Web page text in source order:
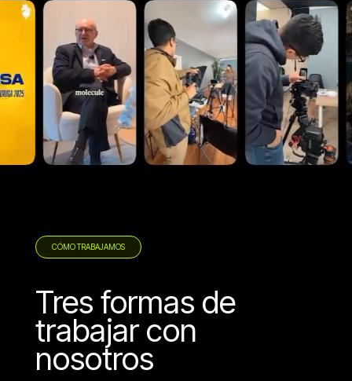
CÓMO TRABAJAMOS
Tres formas de
trabajar con
nosotros